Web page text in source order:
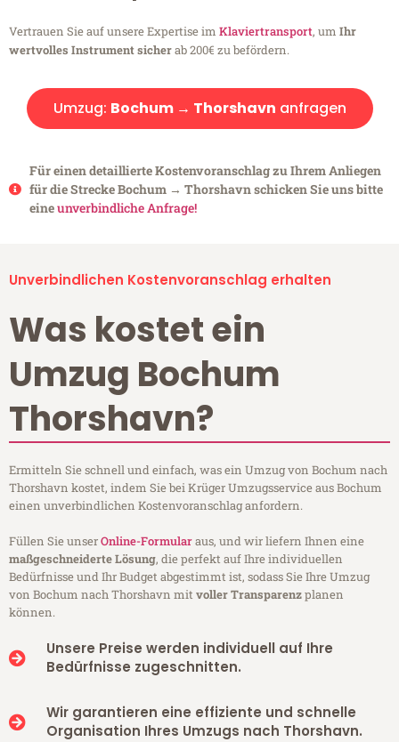
Vertrauen Sie auf unsere Expertise im Klaviertransport, um Ihr
wertvolles Instrument sicherab 200€ zu befördern.
Umzug: Bochum → Thorshavn anfragen
Für einen detaillierte Kostenvoranschlag zu Ihrem Anliegen
für die Strecke Bochum → Thorshavn schicken Sie uns bitte
eineunverbindliche Anfrage!
Unverbindlichen Kostenvoranschlag erhalten
Was kostet ein
Umzug Bochum
Thorshavn?
Ermitteln Sie schnell und einfach, was ein Umzug von Bochum nach
Thorshavn kostet, indem Sie bei Krüger Umzugsservice aus Bochum
einen unverbindlichen Kostenvoranschlag anfordern.
Füllen Sie unserOnline-Formularaus, und wir liefern Ihnen eine
maßgeschneiderte Lösung, die perfekt auf Ihre individuellen
Bedürfnisse und Ihr Budget abgestimmt ist, sodass Sie Ihre Umzug
von Bochum nach Thorshavn mitvoller Transparenzplanen
können.
Unsere Preise werden individuell auf Ihre
Bedürfnisse zugeschnitten.
Wir garantieren eine effiziente und schnelle
Organisation Ihres Umzugs nach Thorshavn.